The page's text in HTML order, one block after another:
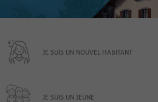
JE SUIS UN NOUVEL HABITANT
JE SUIS UN JEUNE